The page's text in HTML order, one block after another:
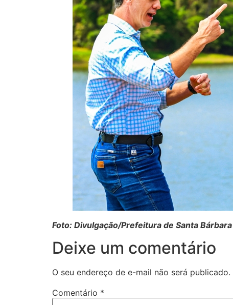
Foto: Divulgação/Prefeitura de Santa Bárbara
Deixe um comentário
O seu endereço de e-mail não será publicado.
Comentário *